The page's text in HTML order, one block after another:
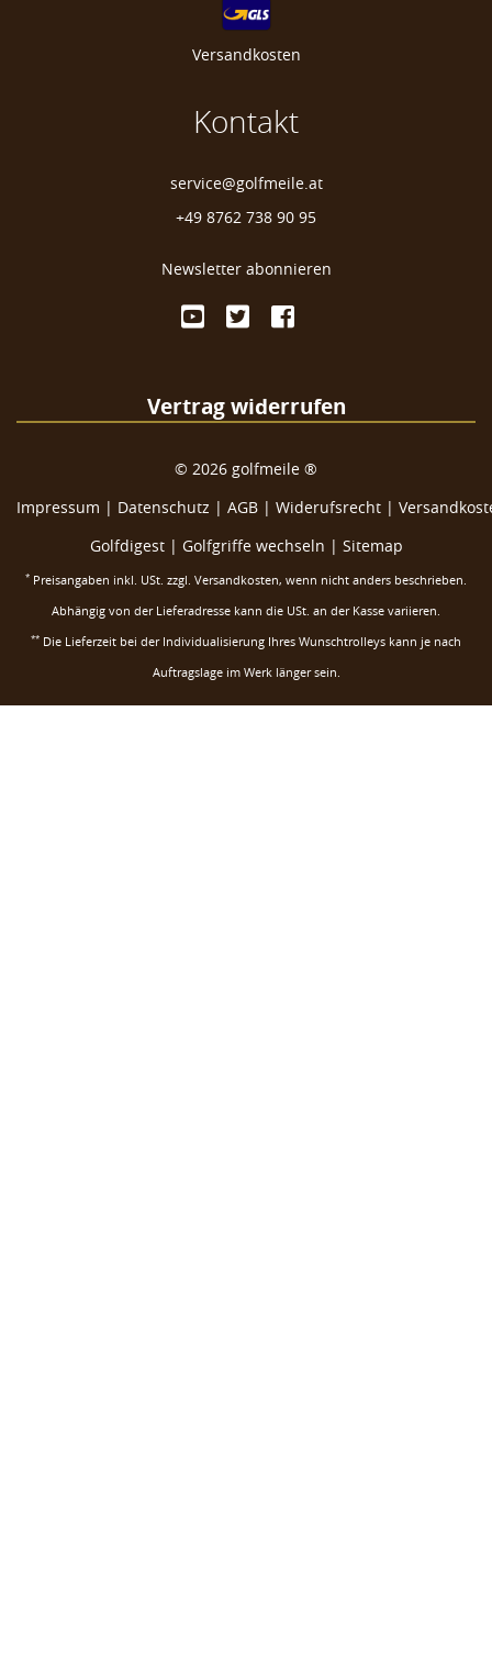
Versandkosten
Kontakt
service@golfmeile.at
+49 8762 738 90 95
Newsletter abonnieren
Vertrag widerrufen
© 2026 golfmeile ®
Impressum | Datenschutz | AGB | Widerufsrecht |
Golfdigest| Golfgriffe wechseln | Sitemap
* Preisangaben inkl. USt. zzgl. Versandkosten, wenn nicht anders beschrieben.
Abhängig von der Lieferadresse kann die USt. an der Kasse variieren.
** Die Lieferzeit bei der Individualisierung Ihres Wunschtrolleys kann je nach
Auftragslage im Werk länger sein.